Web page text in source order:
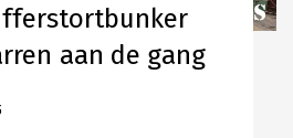
aan de gang